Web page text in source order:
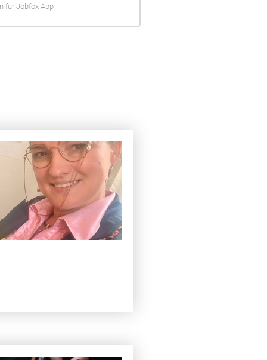
für Jobfox App